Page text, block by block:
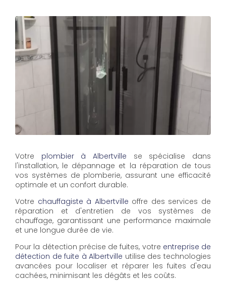
Votre plombier à Albertville se spécialise dans
l'installation, le dépannage et la réparation de tous
vos systèmes de plomberie, assurant une efficacité
optimale et un confort durable.
Votre chauffagiste à Albertville offre des services de
réparation et d'entretien de vos systèmes de
chauffage, garantissant une performance maximale
et une longue durée de vie.
Pour la détection précise de fuites, votre entreprise de
détection de fuite à Albertville utilise des technologies
avancées pour localiser et réparer les fuites d'eau
cachées, minimisant les dégâts et les coûts.